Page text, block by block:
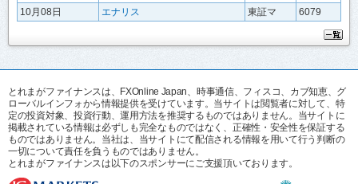
10月08日
エナリス 東証マ 6079
とれまがファイナンスは、FXOnline Japan、時事通信、フィスコ、カブ知恵、グ
ローバルインフォから情報提供を受けています。当サイトは閲覧者に対して、特
定の投資対象、投資行動、運用方法を推奨するものではありません。当サイトに
掲載されている情報は必ずしも完全なものではなく、正確性・安全性を保証する
ものではありません。当社は、当サイトにて配信される情報を用いて行う判断の
一切について責任を負うものではありません。
とれまがファイナンスは以下のスポンサーにご支援頂いております。